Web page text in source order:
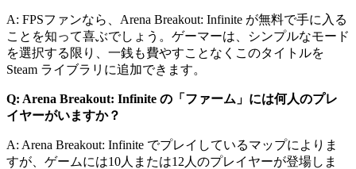
A: FPSファンなら、Arena Breakout: Infinite が無料で手に入る
ことを知って喜ぶでしょう。ゲーマーは、シンプルなモード
を選択する限り、一銭も費やすことなくこのタイトルを
Steam ライブラリに追加できます。
Q: Arena Breakout: Infinite の「ファーム」には何人のプレ
イヤーがいますか？
A: Arena Breakout: Infinite でプレイしているマップによりま
すが、ゲームには10人または12人のプレイヤーが登場しま